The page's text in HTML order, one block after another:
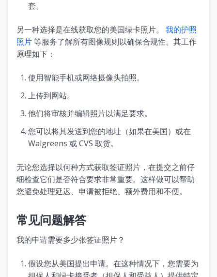
套。
另一种选择是在线获取您的美国绿卡照片。 我的护照
照片等服务了解所有图像规则以确保合规性。其工作
原理如下：
使用智能手机或网络摄像头拍照。
上传到网站。
他们将审核并编辑照片以满足要求。
您可以将其发送到您的地址（如果在美国）或在
Walgreens 或 CVS 取货。
无论您选择以何种方式获取签证照片，在提交之前仔
细检查它们是否符合要求非常重要。这样做可以帮助
您避免处理延迟、申请被拒绝、额外费用和不便。
常见问题解答
我的申请需要多少张签证照片？
假设您从美国提出申请。在这种情况下，您需要为